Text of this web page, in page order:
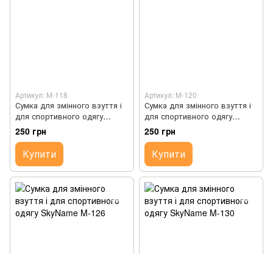
Артикул: M-118
Сумка для змінного взуття і
для спортивного одягу
SkyName M-118
250 грн
Купити
Артикул: M-120
Сумка для змінного взуття і
для спортивного одягу
SkyName M-120
250 грн
Купити